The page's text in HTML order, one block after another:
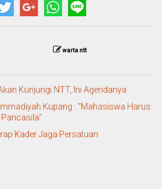
warta ntt
Kunjungi NTT, Ini Agendanya
Kupang : “Mahasiswa Harus
Kader Jaga Persatuan